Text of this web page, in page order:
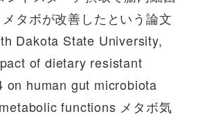
タボが改善したという論文
Dakota State University,
of dietary resistant
on human gut microbiota
functions メタボ気